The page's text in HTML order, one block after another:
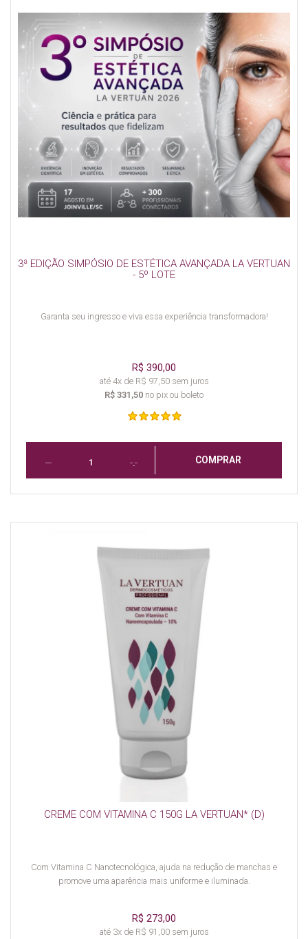
3ª EDIÇÃO SIMPÓSIO DE ESTÉTICA AVANÇADA LA VERTUAN
- 5º LOTE
Garanta seu ingresso e viva essa experiência transformadora!
R$ 390,00
até 4x de R$ 97,50 sem juros
R$ 331,50 no pix ou boleto
COMPRAR
CREME COM VITAMINA C 150G LA VERTUAN* (D)
Com Vitamina C Nanotecnológica, ajuda na redução de manchas e
promove uma aparência mais uniforme e iluminada.
R$ 273,00
até 3x de R$ 91,00 sem juros